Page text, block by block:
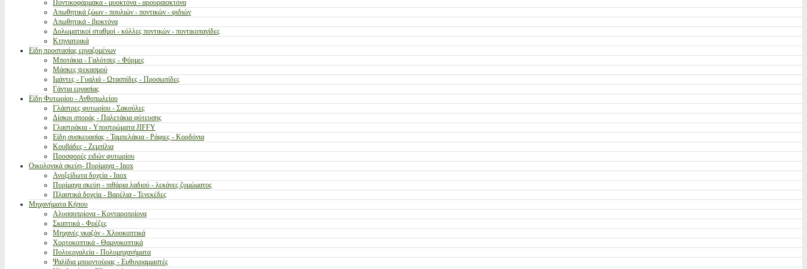
Ποντικοφάρμακα - μυοκτόνα - αρουραιοκτόνα
Απωθητικά ζώων - πουλιών - ποντικών - φιδιών
Απωθητικά - βιοκτόνα
Δολωματικοί σταθμοί - κόλλες ποντικών - ποντικοπαγίδες
Κτηνιατρικά
Είδη προστασίας εργαζομένων
Μποτάκια - Γαλότσες - Φόρμες
Μάσκες ψεκασμού
Ιμάντες - Γυαλιά - Ωτασπίδες - Προσωπίδες
Γάντια εργασίας
Είδη Φυτωρίου - Ανθοπωλείου
Γλάστρες φυτωρίου - Σακούλες
Δίσκοι σποράς - Παλετάκια φύτευσης
Γλαστράκια - Υποστρώματα JIFFY
Είδη συσκευασίας - Ταμπελάκια - Ράφιες - Κορδόνια
Κουβάδες - Ζεμπίλια
Προσφορές ειδών φυτωρίου
Οικολογικά σκεύη- Πυρίμαχα - Inox
Ανοξείδωτα δοχεία - Inox
Πυρίμαχα σκεύη - πιθάρια λαδιού - λεκάνες ζυμώματος
Πλαστικά δοχεία - Βαρέλια - Τενεκέδες
Μηχανήματα Κήπου
Αλυσσοπρίονα - Κονταροπρίονα
Σκαπτικά - Φρέζες
Μηχανές γκαζόν - Χλοοκοπτικά
Χορτοκοπτικά - Θαμνοκοπτικά
Πολυεργαλεία - Πολυμηχανήματα
Ψαλίδια μπορντούρας - Ευθυγραμμιστές